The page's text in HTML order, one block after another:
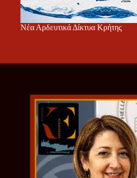
Νέα Αρδευτικά Δίκτυα Κρήτης